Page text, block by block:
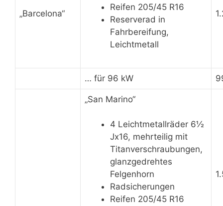
„Barcelona“
Reifen 205/45 R16
Reserverad in
Fahrbereifung,
Leichtmetall
… für 96 kW
„San Marino“
4 Leichtmetallräder 6½
Jx16, mehrteilig mit
Titanverschraubungen,
glanzgedrehtes
Felgenhorn
Radsicherungen
Reifen 205/45 R16